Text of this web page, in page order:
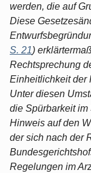
werden, die auf
Diese
S. 21)
Rechtsprechung
Einheitlichkeit der
Unter diesen
die Spürbarkeit im
Hinweis auf den
der sich nach der
Regelungen im